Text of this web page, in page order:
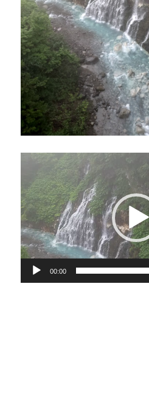
プ
レ
ー
ヤ
ー
00:00